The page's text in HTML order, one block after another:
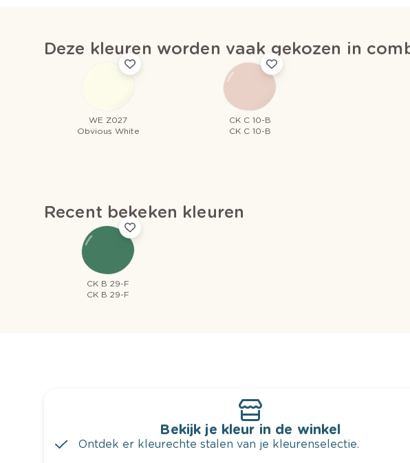
Deze kleuren worden vaak gekozen in
WE Z027
Obvious White
CK C 10-B
CK C 10-B
Recent bekeken kleuren
CK B 29-F
CK B 29-F
Bekijk je kleur in de winkel
Ontdek er kleurechte stalen van je kleurenselectie.